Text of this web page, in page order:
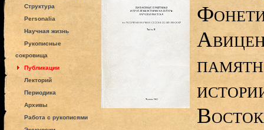
Структура
Personalia
Научная жизнь
Рукописные
сокровища
Публикации
Лекторий
Периодика
Архивы
Работа с рукописями